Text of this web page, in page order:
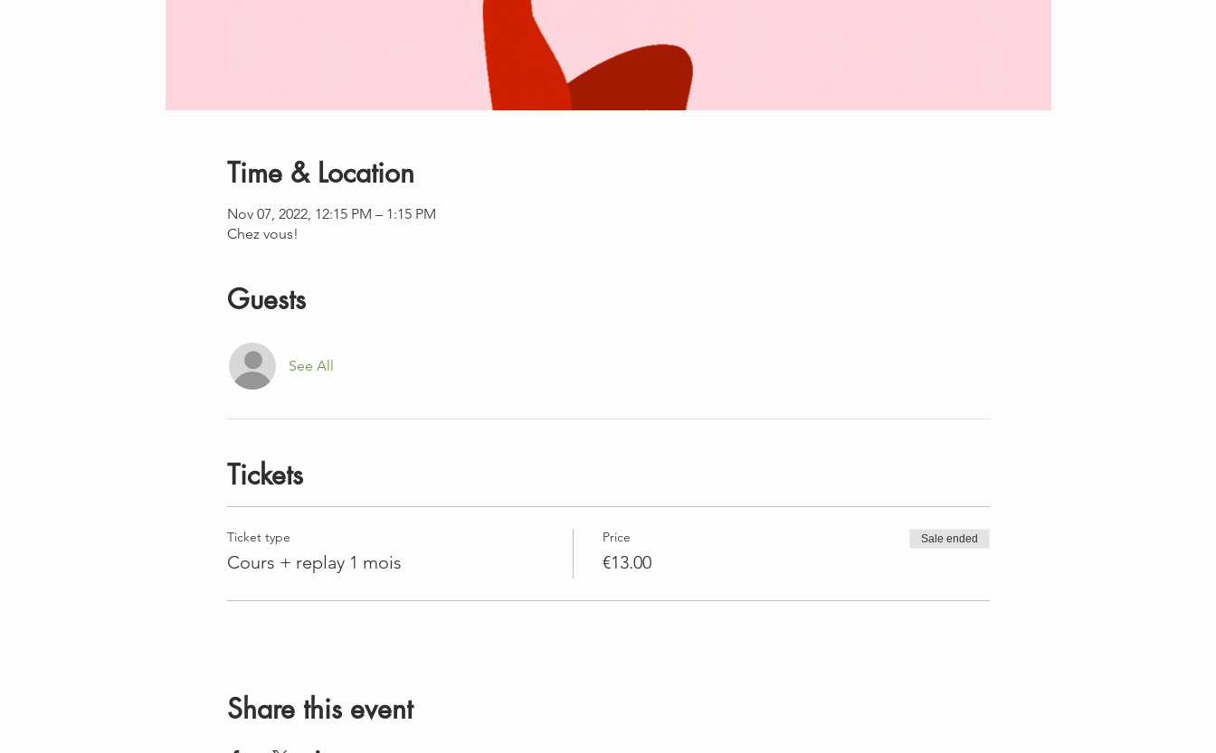
Time & Location
Nov 07, 2022, 12:15 PM – 1:15 PM
Chez vous!
Guests
See All
Tickets
Ticket type
Cours + replay 1 mois
Price
€13.00
Sale ended
Share this event